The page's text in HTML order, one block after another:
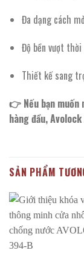
Đa dạng cách
Độ bền vượt thời
Thiết kế sang
👉 Nếu bạn muốn
hàng đầu,
SẢN PHẨM